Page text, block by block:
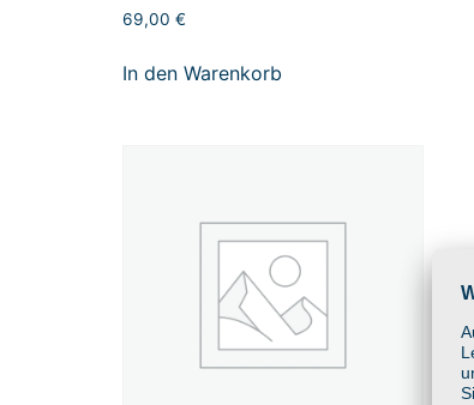
69,00 €
In den Warenkorb